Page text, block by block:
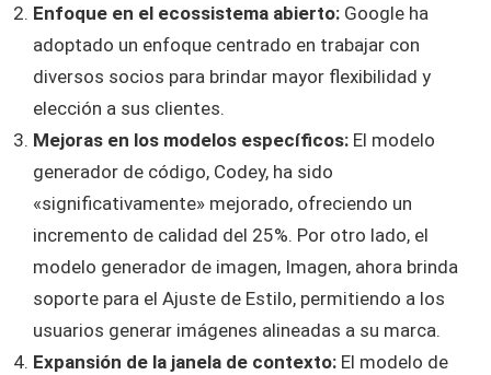
Enfoque en el ecossistema abierto: Google ha
adoptado un enfoque centrado en trabajar con
diversos socios para brindar mayor flexibilidad y
elección a sus clientes.
Mejoras en los modelos específicos: El modelo
generador de código, Codey, ha sido
«significativamente» mejorado, ofreciendo un
incremento de calidad del 25%. Por otro lado, el
modelo generador de imagen, Imagen, ahora brinda
soporte para el Ajuste de Estilo, permitiendo a los
usuarios generar imágenes alineadas a su marca.
Expansión de la janela de contexto: El modelo de